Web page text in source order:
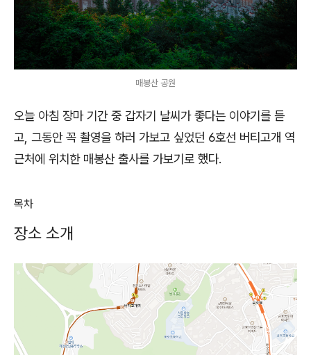
매봉산 공원
오늘 아침 장마 기간 중 갑자기 날씨가 좋다는 이야기를 듣
고, 그동안 꼭 촬영을 하러 가보고 싶었던 6호선 버티고개 역
근처에 위치한 매봉산 출사를 가보기로 했다.
목차
장소 소개